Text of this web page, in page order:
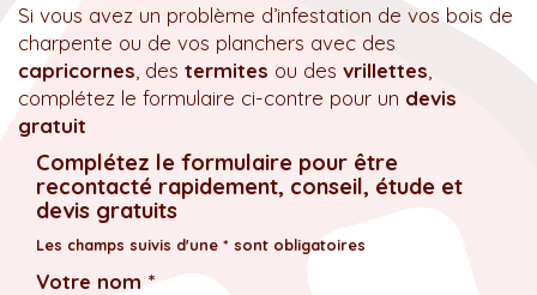
Si vous avez un problème d’infestation de vos bois de
charpente ou de vos planchers avec des
capricornes , des termites ou des vrillettes
complétez le formulaire ci-contre pour un devis
gratuit
Complétez le formulaire pour être
recontacté rapidement, conseil, étude et
devis gratuits
Les champs suivis d'une * sont obligatoires
Votre nom *